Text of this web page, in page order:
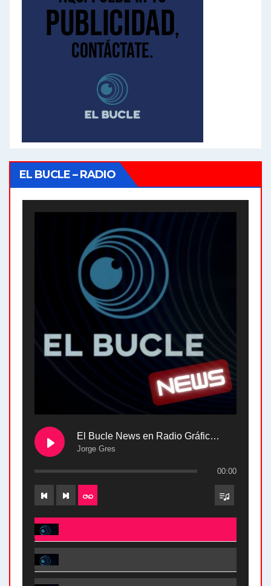
EL BUCLE – RADIO
El Bucle News en Radio Gráfica. Bloque 2 . 28.04.24
Jorge Gres
00:00
El Bucle News en Radio Gráfica. Bloque 2 . 28.04.24 - Jorge Gres
El Bucle News en Radio Gráfica. Bloque 1 . 28.04.24 - Jorge Gres